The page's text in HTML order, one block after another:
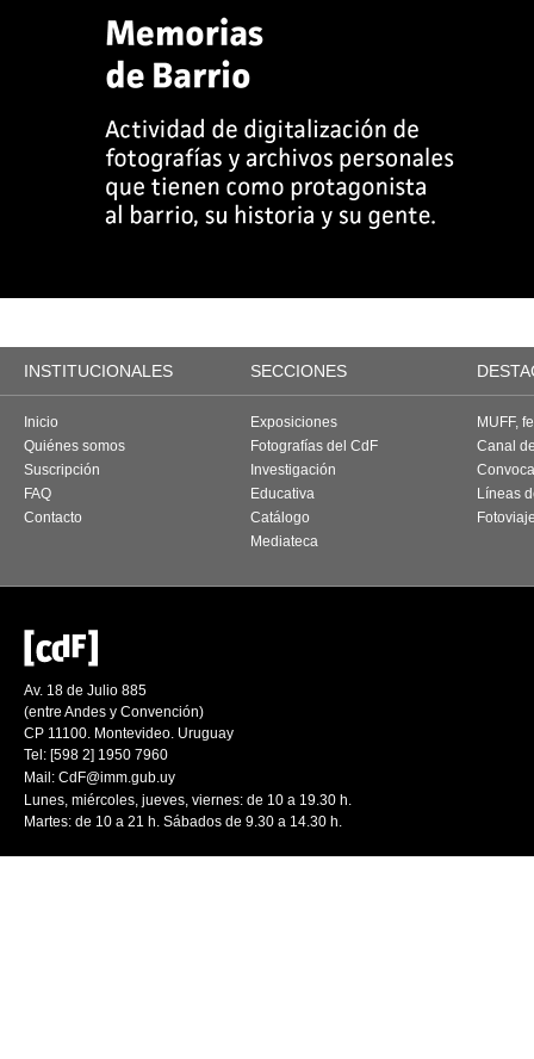
INSTITUCIONALES SECCIONES
Inicio
Quiénes somos
Suscripción
FAQ
Contacto
Exposiciones
Fotografías del CdF
Investigación
Educativa
Catálogo
Mediateca
MUFF,
Canal
Líneas
Av. 18 de Julio 885
(entre Andes y Convención)
CP 11100. Montevideo. Uruguay
Tel: [598 2] 1950 7960
Mail: CdF@imm.gub.uy
Lunes, miércoles, jueves, viernes: de 10 a 19.30 h.
Martes: de 10 a 21 h. Sábados de 9.30 a 14.30 h.